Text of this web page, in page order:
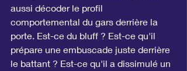
aussi décoder le profil
comportemental du gars derrière la
porte. Est-ce du bluff ? Est-ce qu'il
prépare une embuscade juste derrière
le battant ? Est-ce qu'il a dissimulé un